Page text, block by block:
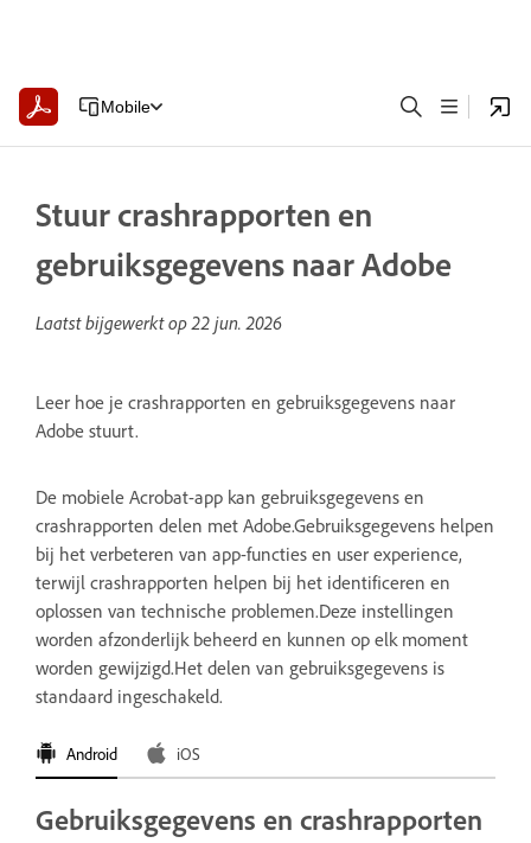
Mobile
Stuur crashrapporten en
gebruiksgegevens naar Adobe
Laatst bijgewerkt op22 jun. 2026
Leer hoe je crashrapporten en gebruiksgegevens naar
Adobe stuurt.
De mobiele Acrobat-app kan gebruiksgegevens en
crashrapporten delen met Adobe.Gebruiksgegevens helpen
bij het verbeteren van app-functies en user experience,
terwijl crashrapporten helpen bij het identificeren en
oplossen van technische problemen.Deze instellingen
worden afzonderlijk beheerd en kunnen op elk moment
worden gewijzigd.Het delen van gebruiksgegevens is
standaard ingeschakeld.
Android iOS
Gebruiksgegevens en crashrapporten